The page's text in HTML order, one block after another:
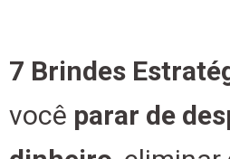
7 Brindes
você parar de